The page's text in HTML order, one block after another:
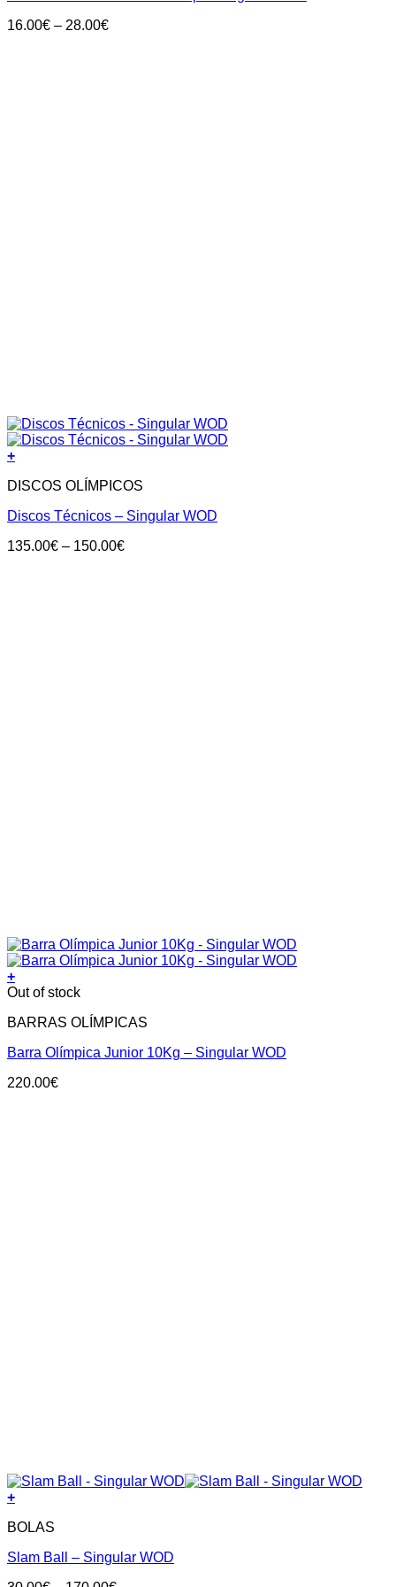
16.00€ – 28.00€Price
+
DISCOS OLÍMPICOS
Discos Técnicos – Singular WOD
135.00€ – 150.00€Price
+
Out of stock
BARRAS OLÍMPICAS
Barra Olímpica Junior 10Kg – Singular WOD
220.00€
+
BOLAS
Slam Ball – Singular WOD